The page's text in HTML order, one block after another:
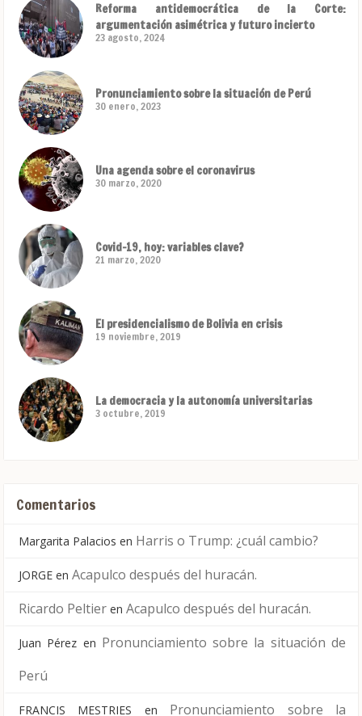
Reforma antidemocrática de la Corte:
argumentación asimétrica y futuro incierto
23 agosto, 2024
Pronunciamiento sobre la situación de Perú
30 enero, 2023
Una agenda sobre el coronavirus
30 marzo, 2020
Covid-19, hoy: variables clave?
21 marzo, 2020
El presidencialismo de Bolivia en crisis
19 noviembre, 2019
La democracia y la autonomía universitarias
3 octubre, 2019
Comentarios
Margarita Palacios en Harris o Trump: ¿cuál cambio?
JORGE en Acapulco después del huracán.
Ricardo Peltier en Acapulco después del huracán.
Juan Pérez en Pronunciamiento sobre la situación de
Perú
FRANCIS MESTRIES en Pronunciamiento sobre la